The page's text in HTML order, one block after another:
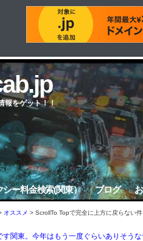
報をゲット！！
シー料金検索(関東） ブログ
オススメ > ScrollTo Topで完全に上方に戻らない
す関東。今年はもう一度ぐらいありそうな